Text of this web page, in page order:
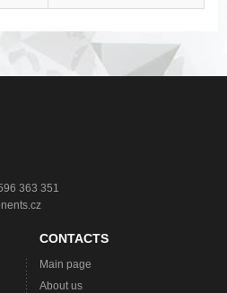
363 351
CONTACTS
Main page
About us